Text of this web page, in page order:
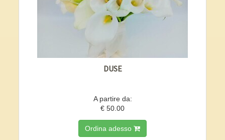
DUSE
A partire da:
€ 50.00
Ordina adesso